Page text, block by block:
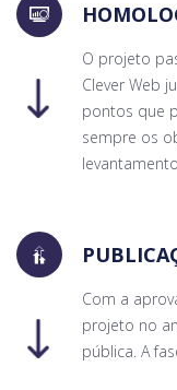
O projeto
Clever Web
pontos que
sempre os
Com a
projeto no
pública. A